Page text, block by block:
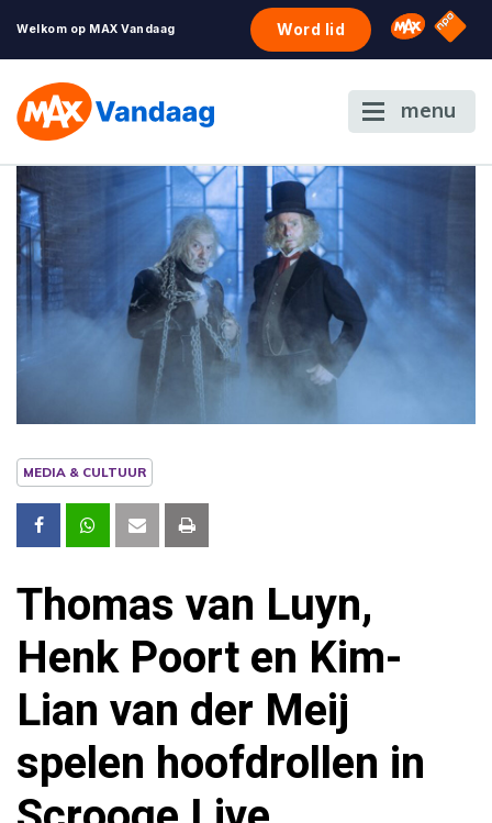
Welkom op MAX Vandaag Word lid Omroep
NPO
menu
MEDIA & CULTUUR
Thomas van Luyn,
Henk Poort en Kim-
Lian van der Meij
spelen hoofdrollen in